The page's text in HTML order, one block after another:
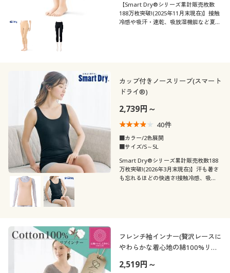
【Smart Dry®シリーズ累計販売枚数
188万枚突破!(2025年11月末現在)】接触
冷感や吸汗・速乾、吸放湿機能など夏に
カップ付きノースリーブ(スマート
ドライ®)
2,739円～
40件
■カラー/2色展開
■サイズ/S～5L
Smart Dry®シリーズ累計販売枚数188
万枚突破!(2026年3月末現在)】汗も暑さ
も忘れるほどの快適さ!接触冷感、吸
フレンチ袖インナー(贅沢レースに
やわらかな着心地の綿100%リブ
2,519円～